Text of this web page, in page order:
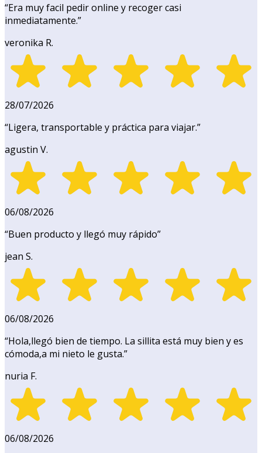
“Era muy facil pedir online y recoger casi
inmediatamente.”
veronika R.
28/07/2026
“Ligera, transportable y práctica para viajar.”
agustin V.
06/08/2026
“Buen producto y llegó muy rápido”
jean S.
06/08/2026
“Hola,llegó bien de tiempo. La sillita está muy bien y es
cómoda,a mi nieto le gusta.”
nuria F.
06/08/2026